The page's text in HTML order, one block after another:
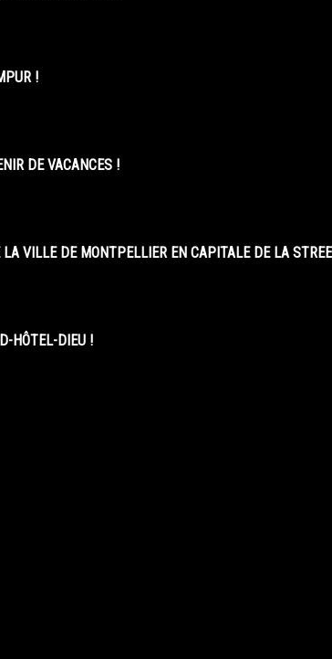
!
DE VACANCES !
VILLE DE MONTPELLIER EN CAPITALE DE LA
HÔTEL-DIEU !